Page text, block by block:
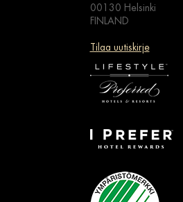
00130 Helsinki
FINLAND
Tilaa uutiskirje